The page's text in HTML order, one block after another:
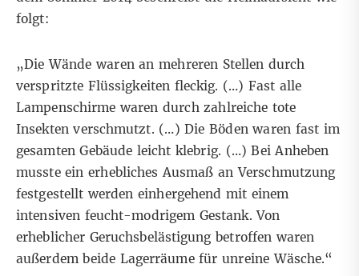
folgt:
„Die Wände waren an mehreren Stellen durch
verspritzte Flüssigkeiten fleckig. (…) Fast alle
Lampenschirme waren durch zahlreiche tote
Insekten verschmutzt. (…) Die Böden waren fast im
gesamten Gebäude leicht klebrig. (…) Bei Anheben
musste ein erhebliches Ausmaß an Verschmutzung
festgestellt werden einhergehend mit einem
intensiven feucht-modrigem Gestank. Von
erheblicher Geruchsbelästigung betroffen waren
außerdem beide Lagerräume für unreine Wäsche.“